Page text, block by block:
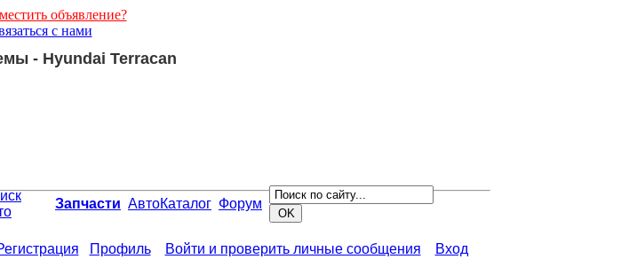
объявление?
с нами
- Hyundai Terracan
Запчасти АвтоКаталог Форум
Профиль Войти и проверить личные сообщения Вход